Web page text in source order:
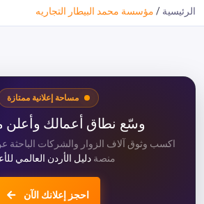
الرئيسية مؤسسة محمد البيطار التجاريه
مساحة إعلانية ممتازة
وسّع نطاق أعمالك وأعلن
اكسب وثوق آلاف الزوار والشركات الباحثة
منصةدليل الأردن العالمي
احجز إعلانك الآن